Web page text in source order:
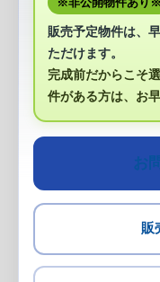
販売予定物件は、
ただけます。
完成前だからこそ
件がある方は、お
お
販